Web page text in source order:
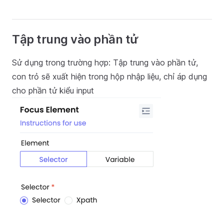
Tập trung vào phần tử
Sử dụng trong trường hợp: Tập trung vào phần tử,
con trỏ sẽ xuất hiện trong hộp nhập liệu, chỉ áp dụng
cho phần tử kiểu input